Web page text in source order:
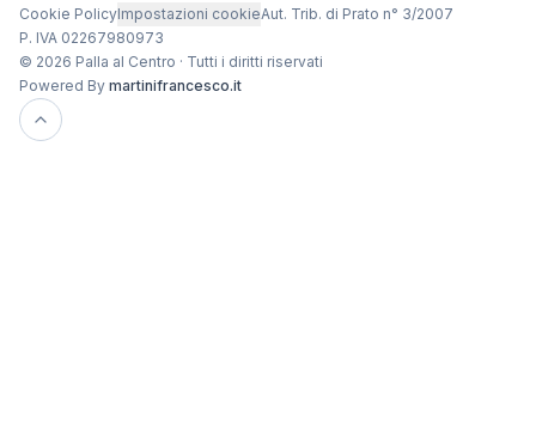
Cookie PolicyImpostazioni cookieAut. Trib. di Prato n° 3/2007
P. IVA 02267980973
© 2026 Palla al Centro · Tutti i diritti riservati
Powered By martinifrancesco.it